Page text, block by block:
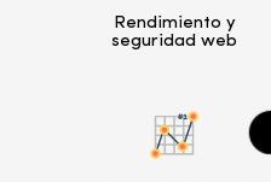
Rendimiento y
seguridad web